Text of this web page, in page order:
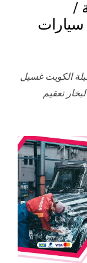
/
سيارات
الكويت غسيل
تعقيم